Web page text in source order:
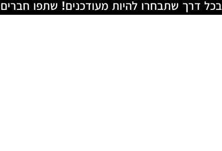
בכל דרך שתבחרו להיות מעודכנים! שתפו חברים